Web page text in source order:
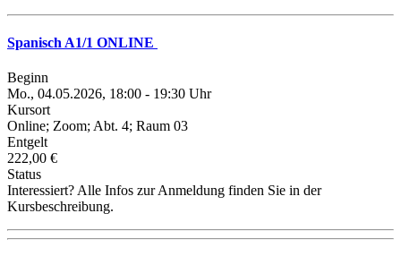
Spanisch A1/1 ONLINE
Beginn
Mo., 04.05.2026, 18:00 - 19:30 Uhr
Kursort
Online; Zoom; Abt. 4; Raum 03
Entgelt
222,00 €
Status
Interessiert? Alle Infos zur Anmeldung finden Sie in der
Kursbeschreibung.